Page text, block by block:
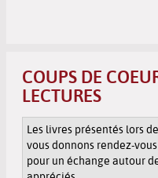
COUPS DE
LECTURES
Les livres présentés lors
vous donnons rendez-
pour un échange autour
appréciés.